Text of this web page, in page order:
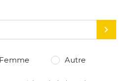
Femme Autre